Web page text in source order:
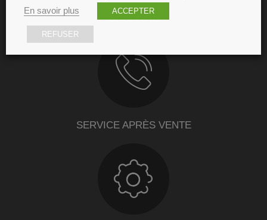
GARANTIE
SERVICE APRÈS VENTE
En savoir plus
ACCEPTER
REFUSER